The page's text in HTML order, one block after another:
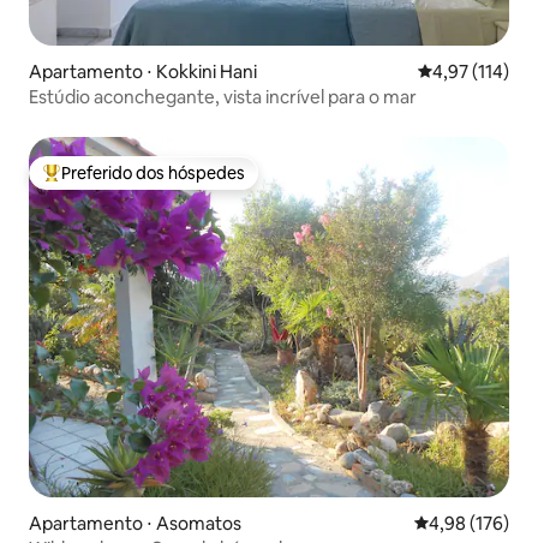
Apartamento ⋅ Kokkini Hani 4,97 de uma
4,97 (114)
Estúdio aconchegante, vista incrível para o mar
Entre os melhores preferidos dos hóspedes
Preferido dos hóspedes
Apartamento ⋅ Asomatos 4,98 de uma
4,98 (176)